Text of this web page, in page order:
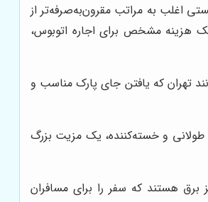
اغلب به مراتب مقرون‌به‌صرفه‌تر از
هزینه مشخص برای اجاره اتوبوس،
تهران که یافتن جای پارک مناسب و
طولانی و خسته‌کننده، یک مزیت بزرگ
هستند که سفر را برای مسافران